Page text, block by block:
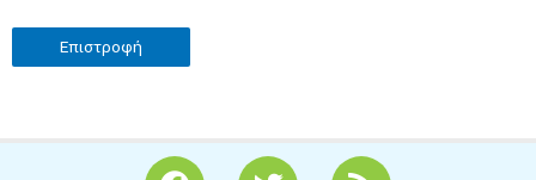
Επιστροφή
F T R